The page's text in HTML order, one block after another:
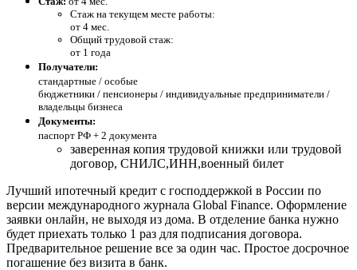
Стаж на текущем месте работы:
от 4 мес.
Общий трудовой стаж:
от 1 года
Получатели:
стандартные / особые
бюджетники / пенсионеры / индивидуальные предприниматели /
владельцы бизнеса
Документы:
паспорт РФ + 2 документа
заверенная копия трудовой книжки или трудовой
договор, СНИЛС,ИНН,военный билет
Лучший ипотечный кредит с господдержкой в России по
версии международного журнала Global Finance. Оформление
заявки онлайн, не выходя из дома. В отделение банка нужно
будет приехать только 1 раз для подписания договора.
Предварительное решение все за один час. Простое досрочное
погашение без визита в банк.